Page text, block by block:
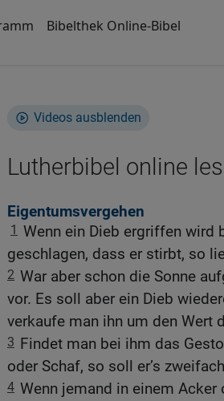
Bibelthek Online-Bibel
Videos ausblenden
Lutherbibel online
Eigentumsvergehen
1 Wenn ein Dieb ergriffen wird
geschlagen, dass er stirbt, so
2 War aber schon die Sonne
vor. Es soll aber ein Dieb
verkaufe man ihn um den Wert
3 Findet man bei ihm das
oder Schaf, so soll er’s
4 Wenn jemand in einem Acker